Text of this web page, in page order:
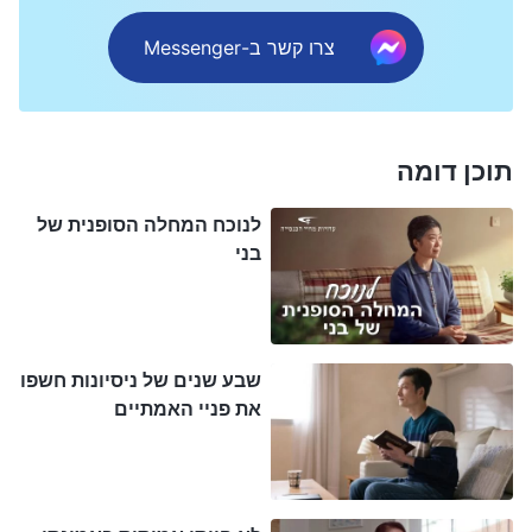
להיות יהירים, אך מותר לכם להיות גאים, מכיוון
שהענקתי לכם ברכות עד אין קץ. מושאי ההשמדה לא
לשרת אותי, תוכלו לחזור שוב אל בור התהום, מפני
שכבר לא תשמשו אותי, ואני אתחיל לטפל בכם
באמצעות הייסורים שלי. ברגע שאני מתחיל את
עבודתי, אני לא עוצר לעולם. מה שאני עושה יושג ומה
שאני משיג יימשך לנצח. הדבר חל על בניי הבכורים,
בניי, אנשיי, וכן עליכם – הייסורים שאמיט עליכם יהיו
נצחיים
"(הדבר, כרך ראשון: הופעתו של אלוהים ועבודתו,
אמירותיו של המשיח בראשית, פרק 86)
הדברים האלו תקף אותי כאב שלא חשתי אי פעם כמותו.
סגרתי מהר את הספר של דברי אלוהים ולא העזתי
צרו קשר ב-Messenger
תוכן דומה
לנוכח המחלה הסופנית של
בני
שבע שנים של ניסיונות חשפו
את פניי האמתיים